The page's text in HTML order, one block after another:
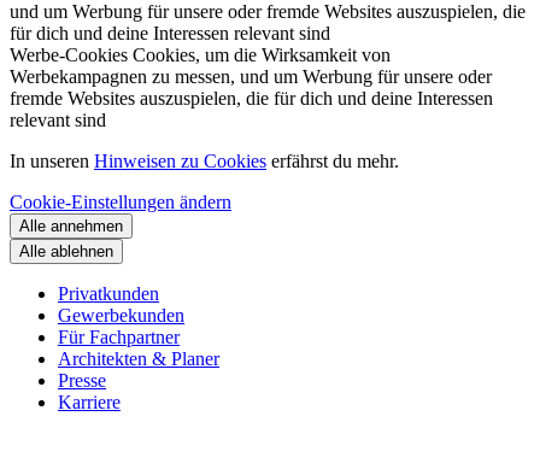
und um Werbung für unsere oder fremde Websites auszuspielen, die
für dich und deine Interessen relevant sind
Werbe-Cookies Cookies, um die Wirksamkeit von
Werbekampagnen zu messen, und um Werbung für unsere oder
fremde Websites auszuspielen, die für dich und deine Interessen
relevant sind
In unseren Hinweisen zu Cookies erfährst du mehr.
Cookie-Einstellungen ändern
Alle annehmen
Alle ablehnen
Privatkunden
Gewerbekunden
Für Fachpartner
Architekten & Planer
Presse
Karriere